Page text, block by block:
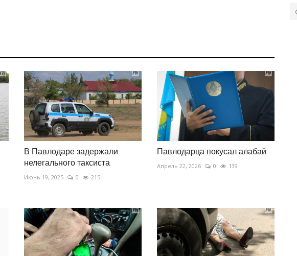
В Павлодаре задержали
нелегального таксиста
Июнь 19, 2025 0 215
Павлодарца покусал алабай
Апрель 22, 2026 0 139